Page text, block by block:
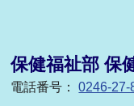
保健福祉部 保
電話番号：0246-27-